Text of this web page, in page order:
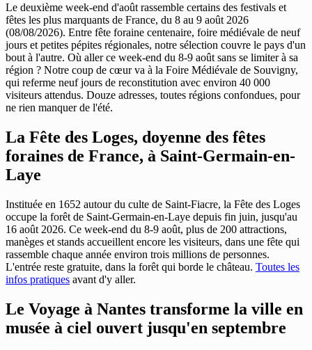
Le deuxième week-end d'août rassemble certains des festivals et
fêtes les plus marquants de France, du 8 au 9 août 2026
(08/08/2026). Entre fête foraine centenaire, foire médiévale de neuf
jours et petites pépites régionales, notre sélection couvre le pays d'un
bout à l'autre. Où aller ce week-end du 8-9 août sans se limiter à sa
région ? Notre coup de cœur va à la Foire Médiévale de Souvigny,
qui referme neuf jours de reconstitution avec environ 40 000
visiteurs attendus. Douze adresses, toutes régions confondues, pour
ne rien manquer de l'été.
La Fête des Loges, doyenne des fêtes
foraines de France, à Saint-Germain-en-
Laye
Instituée en 1652 autour du culte de Saint-Fiacre, la Fête des Loges
occupe la forêt de Saint-Germain-en-Laye depuis fin juin, jusqu'au
16 août 2026. Ce week-end du 8-9 août, plus de 200 attractions,
manèges et stands accueillent encore les visiteurs, dans une fête qui
rassemble chaque année environ trois millions de personnes.
L'entrée reste gratuite, dans la forêt qui borde le château. Toutes les
infos pratiques avant d'y aller.
Le Voyage à Nantes transforme la ville en
musée à ciel ouvert jusqu'en septembre